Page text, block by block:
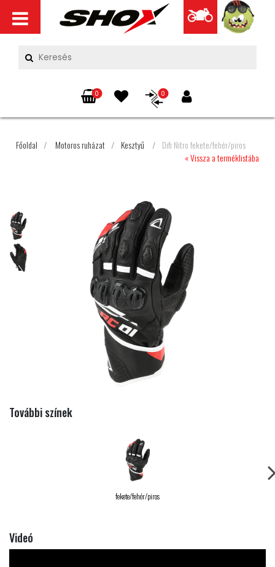
0 0
Főoldal / Motoros ruházat / Kesztyű / Difi Nitro fekete/fehér/piros
« Vissza a terméklistába
További színek
fekete/fehér/piros
Videó